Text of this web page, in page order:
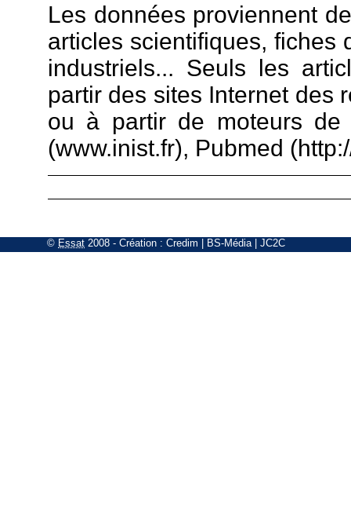
Les données proviennent
articles scientifiques, fiches
industriels... Seuls les
partir des sites Internet des
ou à partir de moteurs de
(www.inist.fr), Pubmed
© Essat 2008 - Création : Credim BS-Média| JC2C